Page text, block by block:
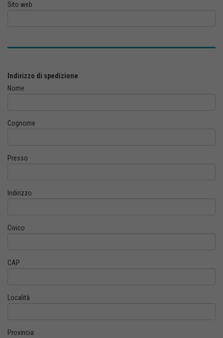
Sito web
Indirizzo di spedizione
Nome
Cognome
Presso
Indirizzo
Civico
CAP
Località
Provincia